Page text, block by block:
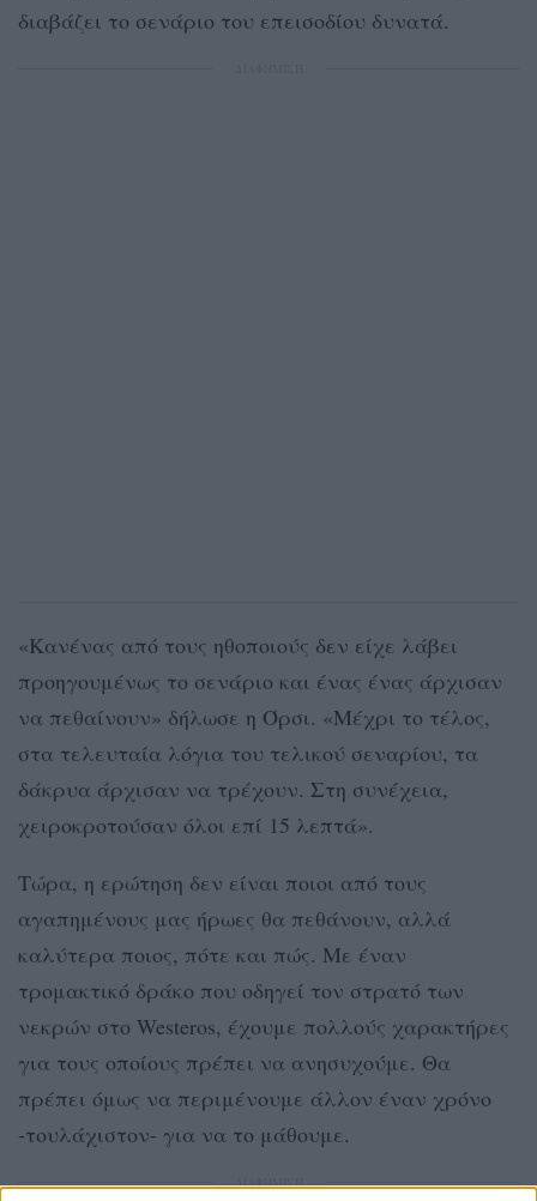
διαβάζει το σενάριο του επεισοδίου δυνατά.
«Κανένας από τους ηθοποιούς δεν είχε λάβει
προηγουμένως το σενάριο και ένας ένας άρχισαν
να πεθαίνουν» δήλωσε η Όρσι. «Μέχρι το τέλος,
στα τελευταία λόγια του τελικού σεναρίου, τα
δάκρυα άρχισαν να τρέχουν. Στη συνέχεια,
χειροκροτούσαν όλοι επί 15 λεπτά».
Τώρα, η ερώτηση δεν είναι ποιοι από τους
αγαπημένους μας ήρωες θα πεθάνουν, αλλά
καλύτερα ποιος, πότε και πώς. Με έναν
τρομακτικό δράκο που οδηγεί τον στρατό των
νεκρών στο Westeros, έχουμε πολλούς χαρακτήρες
για τους οποίους πρέπει να ανησυχούμε. Θα
πρέπει όμως να περιμένουμε άλλον έναν χρόνο
-τουλάχιστον- για να το μάθουμε.